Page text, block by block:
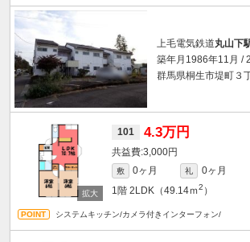
上毛電気鉄道丸山下
築年月1986年11月 /
群馬県桐生市堤町３
101 4.3万円
3,000円
敷 0ヶ月 礼
0ヶ月
1階 2LDK（49.14ｍ2 ）
システムキッチン/カメラ付きインターフォン/